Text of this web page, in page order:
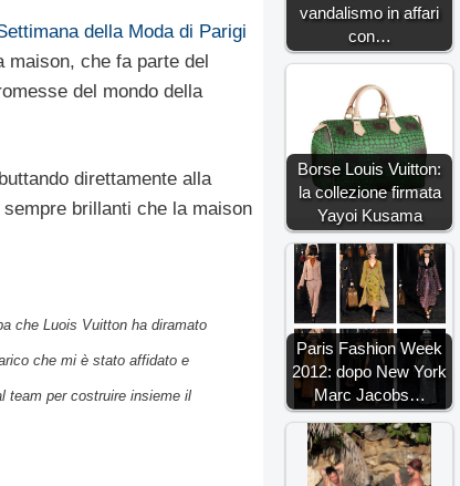
della Moda di Parigi
maison, che fa parte del
del mondo della
direttamente alla
brillanti che la maison
che Luois Vuitton ha diramato
che mi è stato affidato e
team per costruire insieme il
vandalismo in affari
con…
Borse Louis Vuitton:
la collezione firmata
Yayoi Kusama
Paris Fashion Week
2012: dopo New York
Marc Jacobs…